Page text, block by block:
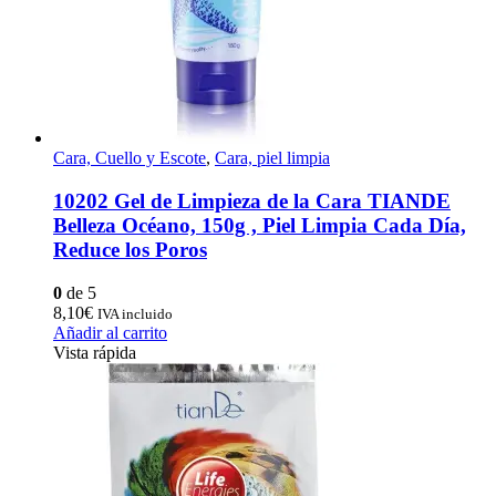
Cara, Cuello y Escote, Cara, piel limpia
10202 Gel de Limpieza de la Cara TIANDE
Belleza Océano, 150g , Piel Limpia Cada Día,
Reduce los Poros
0 de 5
8,10€ IVA incluido
Añadir al carrito
Vista rápida